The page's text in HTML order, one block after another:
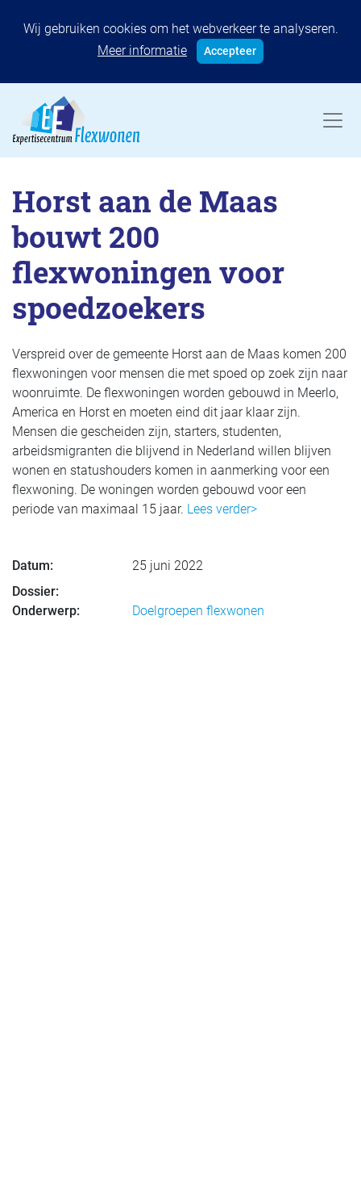
Wij gebruiken cookies om het webverkeer te analyseren.
Meer informatie
Accepteer
Horst aan de Maas
bouwt 200
flexwoningen voor
spoedzoekers
Verspreid over de gemeente Horst aan de Maas komen 200
flexwoningen voor mensen die met spoed op zoek zijn naar
woonruimte. De flexwoningen worden gebouwd in Meerlo,
America en Horst en moeten eind dit jaar klaar zijn.
Mensen die gescheiden zijn, starters, studenten,
arbeidsmigranten die blijvend in Nederland willen blijven
wonen en statushouders komen in aanmerking voor een
flexwoning. De woningen worden gebouwd voor een
periode van maximaal 15 jaar. Lees verder>
Datum:
25 juni 2022
Dossier:
Onderwerp:
Doelgroepen flexwonen